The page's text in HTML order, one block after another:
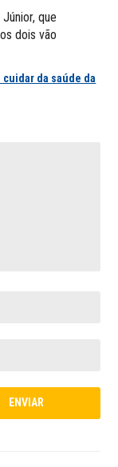
que
dois vão
cuidar da saúde da